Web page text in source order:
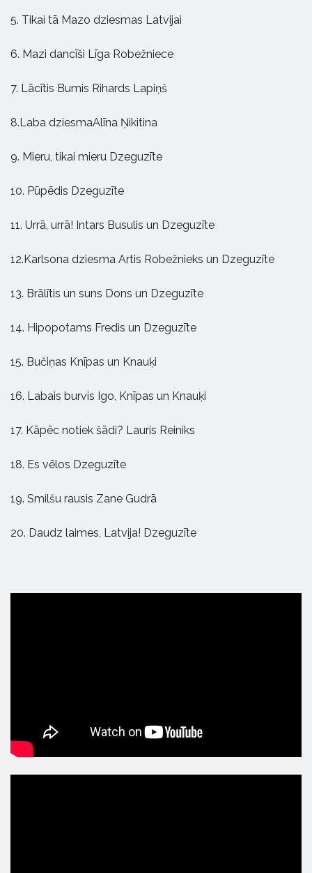
5. Tikai tā Mazo dziesmas Latvijai
6. Mazi dancīši Līga Robežniece
7. Lācītis Bumis Rihards Lapiņš
8.Laba dziesmaAlīna Ņikitina
9. Mieru, tikai mieru Dzeguzīte
10. Pūpēdis Dzeguzīte
11. Urrā, urrā! Intars Busulis un Dzeguzīte
12.Karlsona dziesma Artis Robežnieks un Dzeguzīte
13. Brālītis un suns Dons un Dzeguzīte
14. Hipopotams Fredis un Dzeguzīte
15. Bučiņas Knīpas un Knauķi
16. Labais burvis Igo, Knīpas un Knauķi
17. Kāpēc notiek šādi? Lauris Reiniks
18. Es vēlos Dzeguzīte
19. Smilšu rausis Zane Gudrā
20. Daudz laimes, Latvija! Dzeguzīte